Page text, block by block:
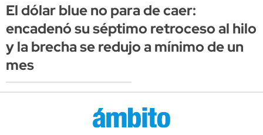
El dólar blue no para de caer:
encadenó su séptimo retroceso al hilo
y la brecha se redujo a mínimo de un
mes